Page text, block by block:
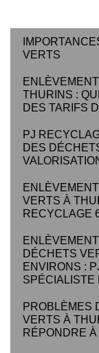
VERTS
THURINS :
DES TARIFS
PJ
DES
VERTS À
RECYCLAGE
DÉCHETS
ENVIRONS :
SPÉCIALISTE
PROBLÈMES
VERTS À
RÉPONDRE